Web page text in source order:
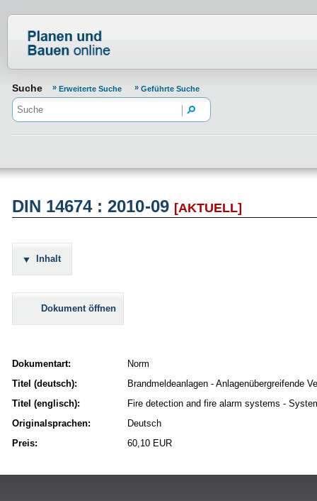
Suche Erweiterte Suche Geführte Suche
DIN 14674 : 2010-09 [AKTUELL]
Inhalt
Dokument öffnen
Dokumentart:
Norm
Titel (deutsch):
Brandmeldeanlagen - Anlagenübergreifende
Titel (englisch):
Fire detection and fire alarm systems -
Originalsprachen:
Deutsch
Preis:
60,10 EUR